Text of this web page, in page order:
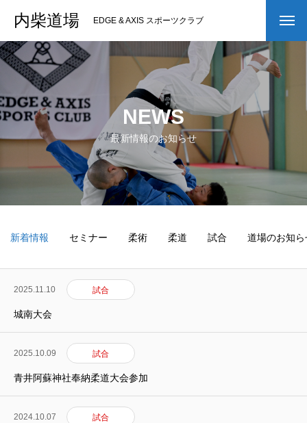
内柴道場 EDGE & AXIS スポーツクラブ
HOME
SYSTEM
FACILITY
NEWS
最新情報のお知らせ
新着情報 セミナー 柔術 柔道 試合 道場のお知ら
2025.11.10 試合
城南大会
2025.10.09 試合
青井阿蘇神社奉納柔道大会参加
2024.10.07 試合